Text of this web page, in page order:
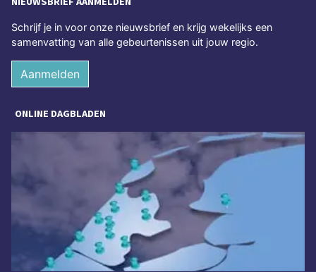
Schrijf je in voor onze nieuwsbrief en krijg wekelijks een
samenvatting van alle gebeurtenissen uit jouw regio.
Aanmelden
ONLINE DAGBLADEN